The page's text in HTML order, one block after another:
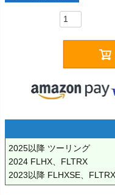
2025以降 ツーリング
2024 FLHX、FLTRX
2023以降 FLHXSE、